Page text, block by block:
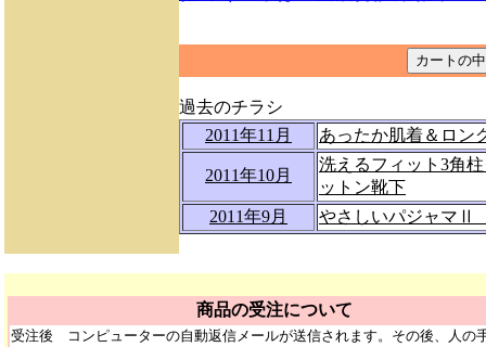
過去のチラシ
2011年11月
あったか肌着＆ロン
2011年10月
洗えるフィット3角
ットン靴下
2011年9月
やさしいパジャマⅡ
商品の受注について
受注後 コンピューターの自動返信メールが送信されます。その後、人の